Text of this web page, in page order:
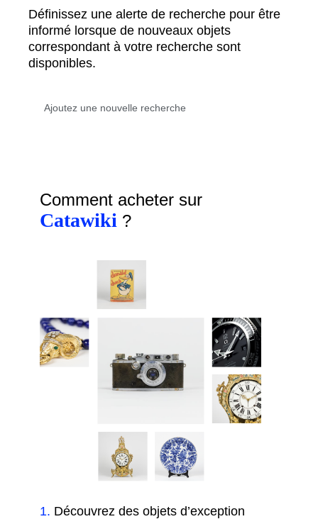
Définissez une alerte de recherche pour être
informé lorsque de nouveaux objets
correspondant à votre recherche sont
disponibles.
Comment acheter sur
Catawiki ?
1. Découvrez des objets d’exception